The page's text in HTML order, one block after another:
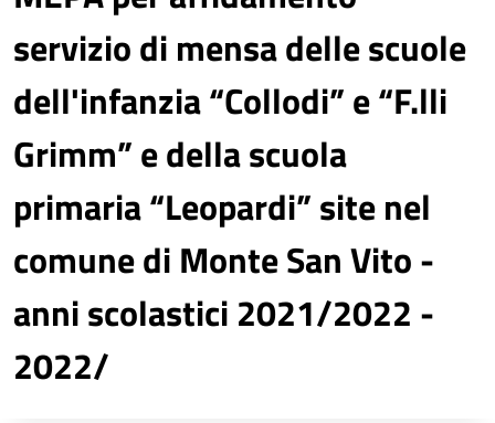
servizio di mensa delle scuole
dell'infanzia “Collodi” e “F.lli
Grimm” e della scuola
primaria “Leopardi” site nel
comune di Monte San Vito -
anni scolastici 2021/2022 -
2022/